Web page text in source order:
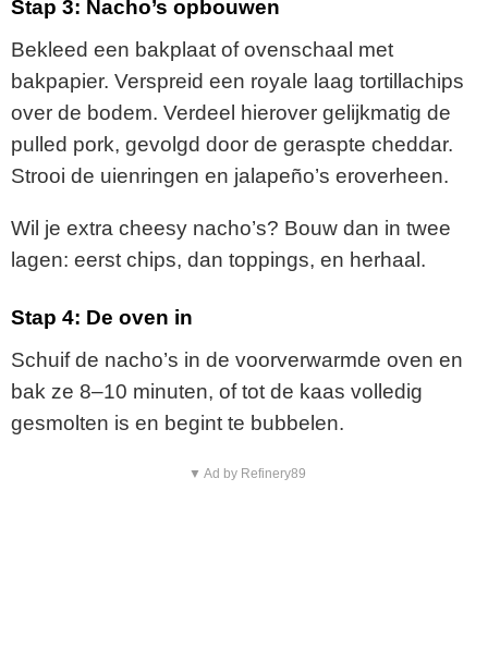
Stap 3: Nacho’s opbouwen
Bekleed een bakplaat ofovenschaal met
bakpapier. Verspreid een royale laag tortillachips
over de bodem. Verdeel hierover gelijkmatig de
pulled pork, gevolgd door de geraspte cheddar.
Strooi de uienringen en jalapeño’s eroverheen.
Wil je extra cheesy nacho’s? Bouw dan in twee
lagen: eerst chips, dan toppings, en herhaal.
Stap 4: De oven in
Schuifde nacho’s in de voorverwarmde oven en
bak ze 8–10 minuten, oftot de kaas volledig
gesmolten is en begint te bubbelen.
▼ Ad by Refinery89